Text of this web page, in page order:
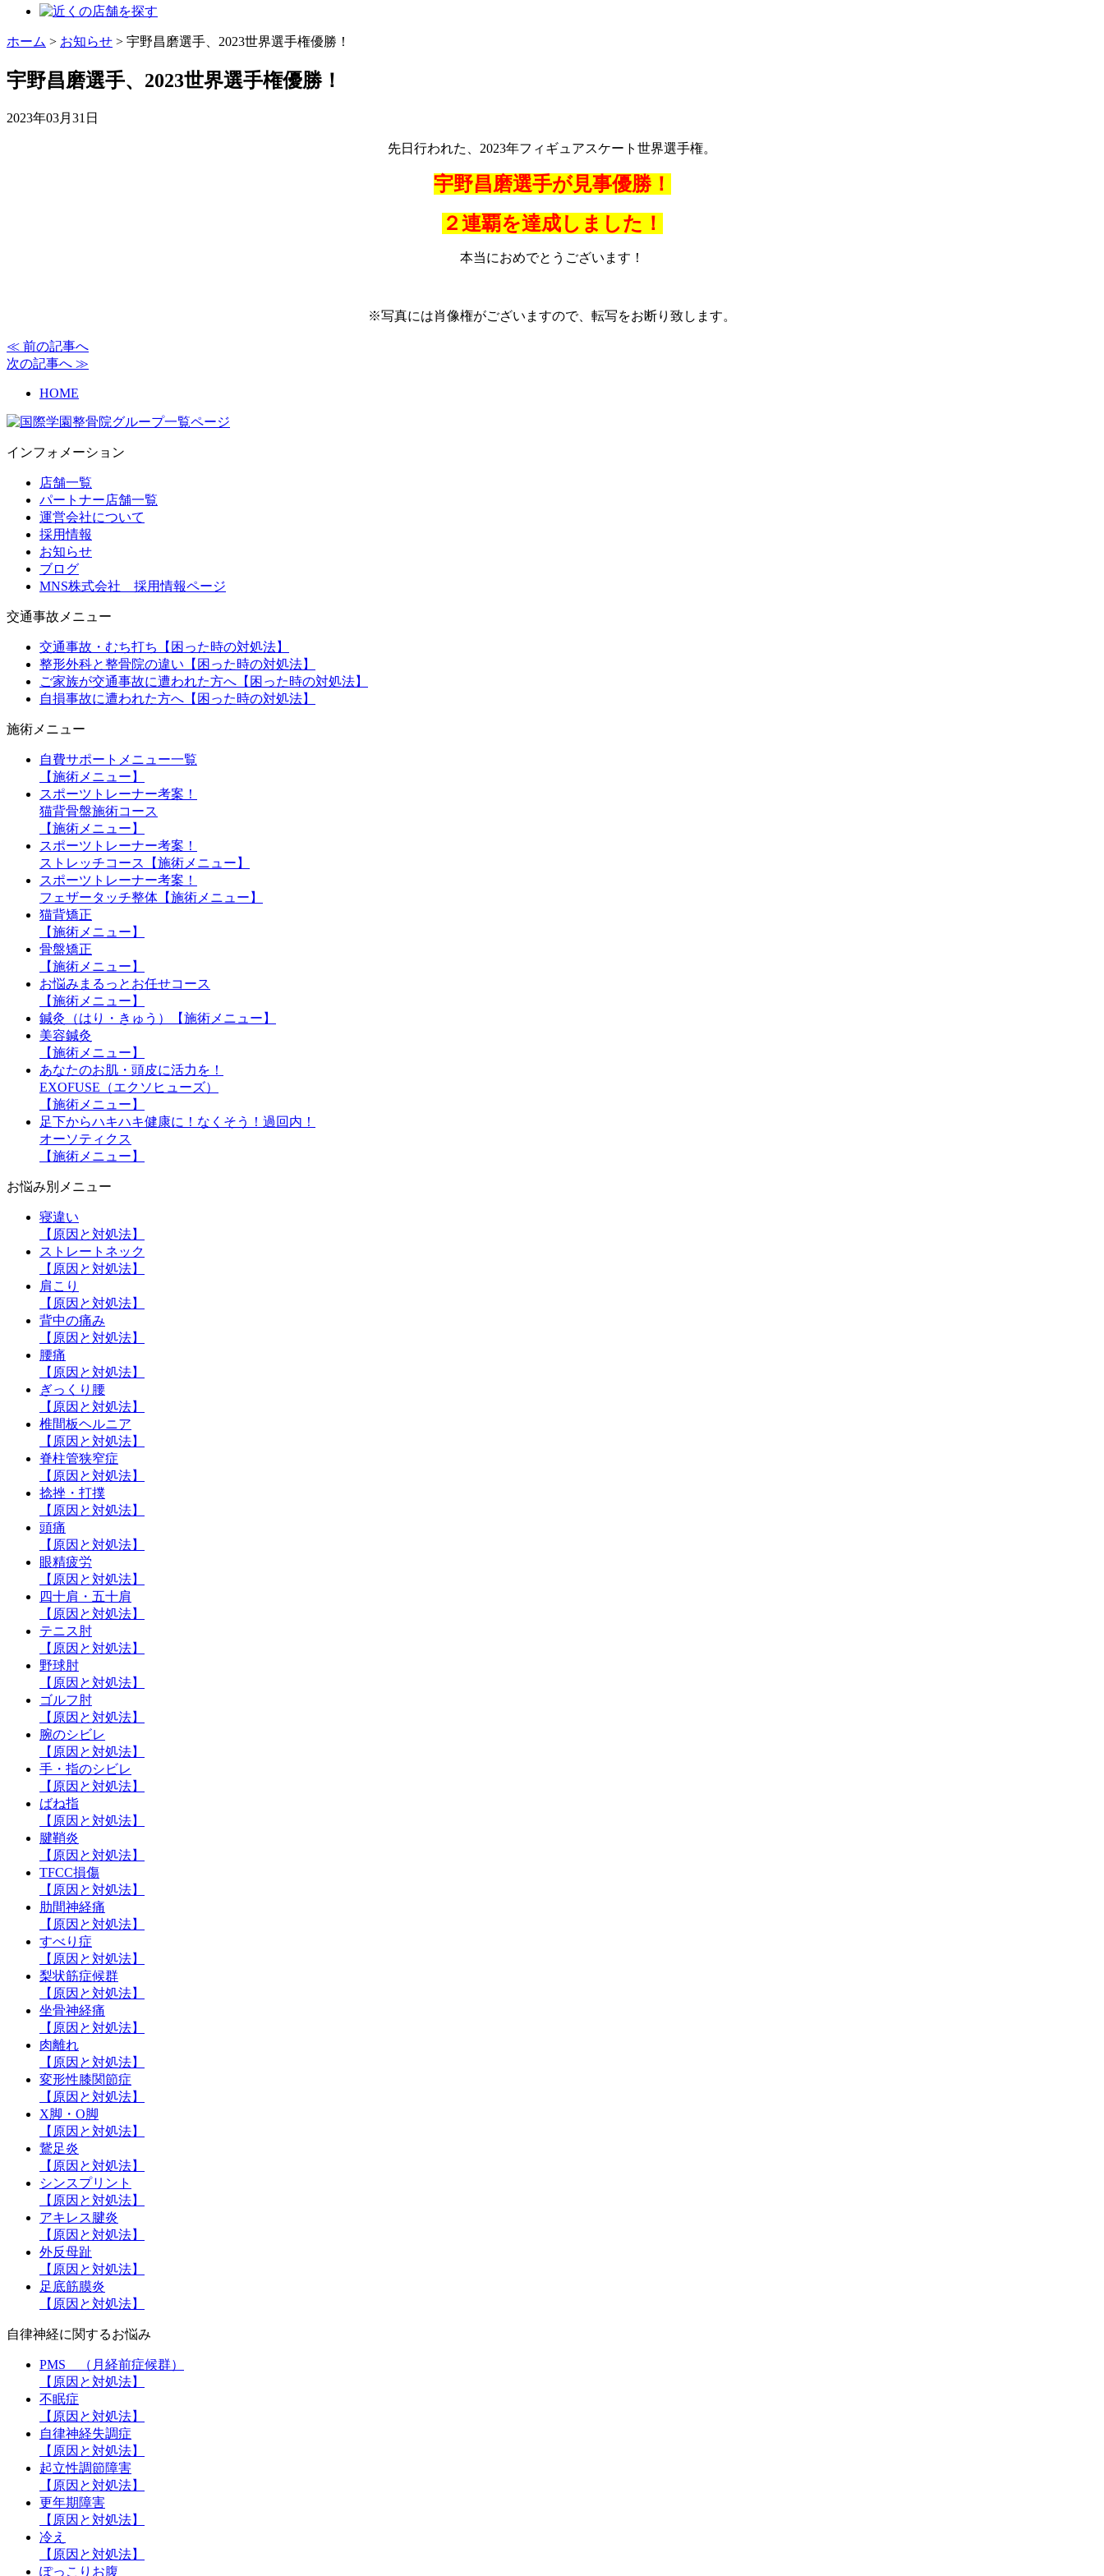
ホーム > お知らせ > 宇野昌磨選手、2023世界選手権優勝！
宇野昌磨選手、2023世界選手権優勝！
2023年03月31日
先日行われた、2023年フィギュアスケート世界選手権。
宇野昌磨選手が見事優勝！
２連覇を達成しました！
本当におめでとうございます！
※写真には肖像権がございますので、転写をお断り致します。
≪ 前の記事へ
次の記事へ ≫
HOME
インフォメーション
店舗一覧
パートナー店舗一覧
運営会社について
採用情報
お知らせ
ブログ
MNS株式会社 採用情報ページ
交通事故メニュー
交通事故・むち打ち【困った時の対処法】
整形外科と整骨院の違い【困った時の対処法】
ご家族が交通事故に遭われた方へ【困った時の対処法】
自損事故に遭われた方へ【困った時の対処法】
施術メニュー
自費サポートメニュー一覧
【施術メニュー】
スポーツトレーナー考案！
猫背骨盤施術コース
【施術メニュー】
スポーツトレーナー考案！
ストレッチコース【施術メニュー】
スポーツトレーナー考案！
フェザータッチ整体【施術メニュー】
猫背矯正
【施術メニュー】
骨盤矯正
【施術メニュー】
お悩みまるっとお任せコース
【施術メニュー】
鍼灸（はり・きゅう）【施術メニュー】
美容鍼灸
【施術メニュー】
あなたのお肌・頭皮に活力を！
EXOFUSE（エクソヒューズ）
【施術メニュー】
足下からハキハキ健康に！なくそう！過回内！
オーソティクス
【施術メニュー】
お悩み別メニュー
寝違い
【原因と対処法】
ストレートネック
【原因と対処法】
肩こり
【原因と対処法】
背中の痛み
【原因と対処法】
腰痛
【原因と対処法】
ぎっくり腰
【原因と対処法】
椎間板ヘルニア
【原因と対処法】
脊柱管狭窄症
【原因と対処法】
捻挫・打撲
【原因と対処法】
頭痛
【原因と対処法】
眼精疲労
【原因と対処法】
四十肩・五十肩
【原因と対処法】
テニス肘
【原因と対処法】
野球肘
【原因と対処法】
ゴルフ肘
【原因と対処法】
腕のシビレ
【原因と対処法】
手・指のシビレ
【原因と対処法】
ばね指
【原因と対処法】
腱鞘炎
【原因と対処法】
TFCC損傷
【原因と対処法】
肋間神経痛
【原因と対処法】
すべり症
【原因と対処法】
梨状筋症候群
【原因と対処法】
坐骨神経痛
【原因と対処法】
肉離れ
【原因と対処法】
変形性膝関節症
【原因と対処法】
X脚・O脚
【原因と対処法】
鵞足炎
【原因と対処法】
シンスプリント
【原因と対処法】
アキレス腱炎
【原因と対処法】
外反母趾
【原因と対処法】
足底筋膜炎
【原因と対処法】
自律神経に関するお悩み
PMS （月経前症候群）
【原因と対処法】
不眠症
【原因と対処法】
自律神経失調症
【原因と対処法】
起立性調節障害
【原因と対処法】
更年期障害
【原因と対処法】
冷え
【原因と対処法】
ぽっこりお腹